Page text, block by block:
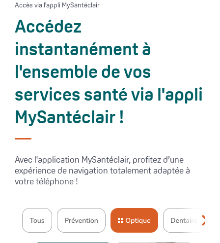
Accès via l'appli MySantéclair
Accédez
instantanément à
l'ensemble de vos
services santé via l'appli
MySantéclair !
Avec l'application MySantéclair, profitez d’une
expérience de navigation totalement adaptée à
votre téléphone !